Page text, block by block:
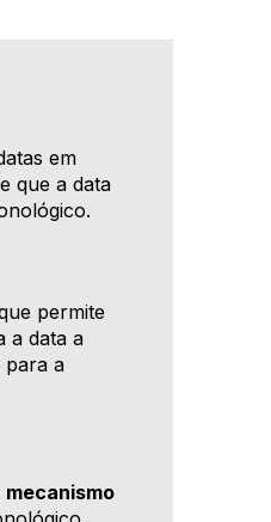
em
que a data
permite
a data a
para a
mecanismo